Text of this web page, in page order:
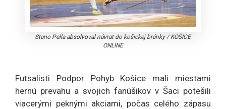
Stano Pella absolvoval návrat do košickej bránky/KOŠICE
ONLINE
Futsalisti Podpor Pohyb Košice mali miestami
hernú prevahu a svojich fanúšikov v Šaci potešili
viacerými peknými akciami, počas celého zápasu